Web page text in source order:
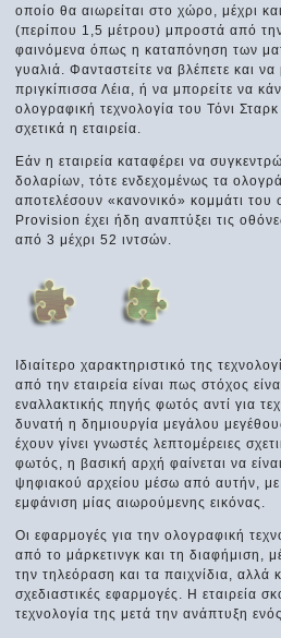
οποίο θα αιωρείται στο χώρο, μέχρι
(περίπου 1,5 μέτρου) μπροστά από
φαινόμενα όπως η καταπόνηση των
γυαλιά. Φανταστείτε να βλέπετε και να
πριγκίπισσα Λέια, ή να μπορείτε να
ολογραφική τεχνολογία του Τόνι
σχετικά η εταιρεία.
Εάν η εταιρεία καταφέρει να
δολαρίων, τότε ενδεχομένως τα
αποτελέσουν «κανονικό» κομμάτι του
Provision έχει ήδη αναπτύξει τις
από 3 μέχρι 52 ιντσών.
Ιδιαίτερο χαρακτηριστικό της
από την εταιρεία είναι πως στόχος
εναλλακτικής πηγής φωτός αντί για
δυνατή η δημιουργία μεγάλου
έχουν γίνει γνωστές λεπτομέρειες
φωτός, η βασική αρχή φαίνεται να
ψηφιακού αρχείου μέσω από αυτήν, με
εμφάνιση μίας αιωρούμενης εικόνας.
Οι εφαρμογές για την ολογραφική
από το μάρκετινγκ και τη διαφήμιση,
την τηλεόραση και τα παιχνίδια, αλλά
σχεδιαστικές εφαρμογές. Η εταιρεία
τεχνολογία της μετά την ανάπτυξη